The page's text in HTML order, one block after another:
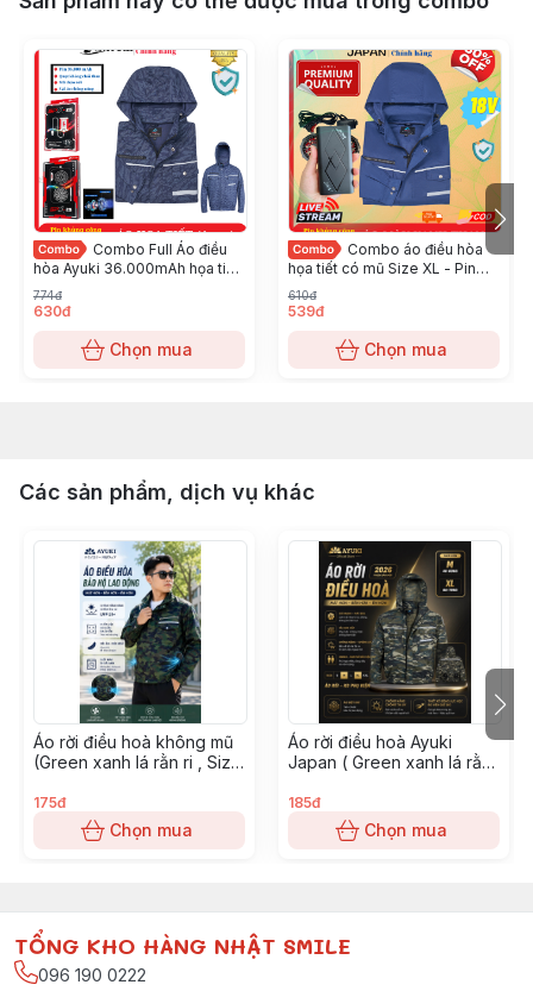
Combo Full Áo điều
hòa Ayuki 36.000mAh họa tiết
Size XL #2026
774đ
630đ
Chọn mua
Combo áo điều hòa
họa tiết có mũ Size XL - Pin
C03 10-18 tiếng
610đ
539đ
Chọn mua
Các sản phẩm, dịch vụ khác
Áo rời điều hoà không mũ
(Green xanh lá rằn ri , Size
175đ
Chọn mua
Áo rời điều hoà Ayuki
Japan ( Green xanh lá rằn
185đ
Chọn mua
TỔNG KHO HÀNG NHẬT SMILE
096 190 0222